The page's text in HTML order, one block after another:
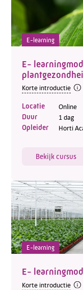
E-learning
E-
Korte introductie
Locatie Online
Duur 1 dag
Opleider Horti
Bekijk cursus
E-learning
E-
Korte introductie